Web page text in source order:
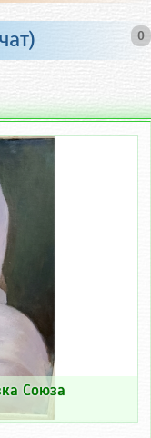
0
Союза